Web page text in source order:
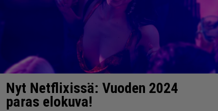
Nyt Netflixissä: Vuoden 2024
paras elokuva!